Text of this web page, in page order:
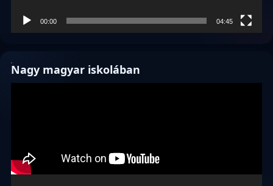
00:00 04:45
Nagy magyar iskolában